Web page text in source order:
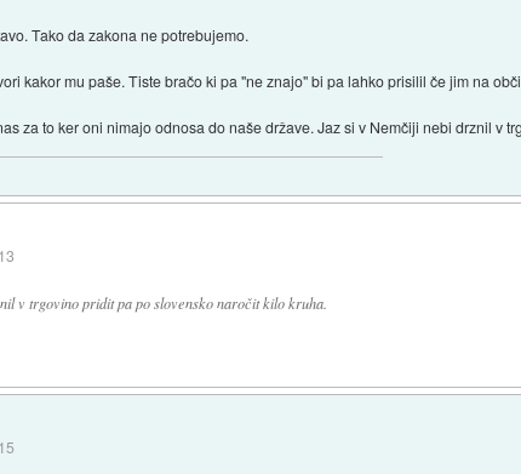
Tako da zakona ne potrebujemo.
kakor mu paše. Tiste bračo ki pa "ne znajo" bi pa lahko prisilil če jim na
za to ker oni nimajo odnosa do naše države. Jaz si v Nemčiji nebi drznil v
v trgovino pridit pa po slovensko naročit kilo kruha.